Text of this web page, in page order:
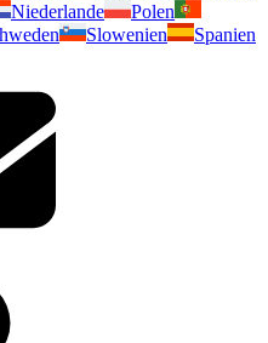
Niederlande
Polen
Slowenien
Spanien